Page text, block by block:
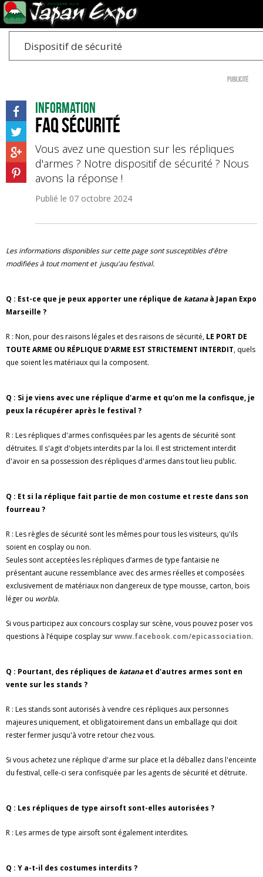
Dispositif de sécurité
Publicité
Information
FAQ Sécurité
Vous avez une question sur les répliques
d'armes ? Notre dispositif de sécurité ? Nous
avons la réponse !
Publié le 07 octobre 2024
Les informations disponibles sur cette page sont susceptibles d'être
modifiées à tout moment et jusqu'au festival.
Q : Est-ce que je peux apporter une réplique de katanaà Japan Expo
Marseille ?
R : Non, pour des raisons légales et des raisons de sécurité, LE PORT DE
TOUTE ARME OU RÉPLIQUE D'ARME EST STRICTEMENT INTERDIT, quels
que soient les matériaux qui la composent.
Q : Si je viens avec une réplique d'arme et qu'on me la confisque, je
peux la récupérer après le festival ?
R : Les répliques d'armes confisquées par les agents de sécurité sont
détruites. Il s'agit d'objets interdits par la loi. Il est strictement interdit
d'avoir en sa possession des répliques d'armes dans tout lieu public.
Q : Et si la réplique fait partie de mon costume et reste dans son
fourreau ?
R : Les règles de sécurité sont les mêmes pour tous les visiteurs, qu'ils
soient en cosplay ou non.
Seules sont acceptées les répliques d’armes de type fantaisie ne
présentant aucune ressemblance avec des armes réelles et composées
exclusivement de matériaux non dangereux de type mousse, carton, bois
léger ou worbla.
Si vous participez aux concours cosplay sur scène, vous pouvez poser vos
questions à l’équipe cosplay surwww.facebook.com/epicassociation.
Q : Pourtant, des répliques de katanaet d'autres armes sont en
vente sur les stands ?
R : Les stands sont autorisés à vendre ces répliques aux personnes
majeures uniquement, et obligatoirement dans un emballage qui doit
rester fermer jusqu'à votre retour chez vous.
Si vous achetez une réplique d'arme sur place et la déballez dans l'enceinte
du festival, celle-ci sera confisquée par les agents de sécurité et détruite.
Q : Les répliques de type airsoft sont-elles autorisées ?
R : Les armes de type airsoft sont également interdites.
Q : Y a-t-il des costumes interdits ?